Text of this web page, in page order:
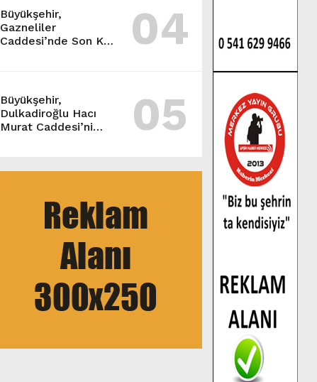
Büyükşehir,
Gazneliler
Caddesi’nde Son Kat
04
Büyükşehir,
Dulkadiroğlu Hacı
Murat Caddesi’ni
05